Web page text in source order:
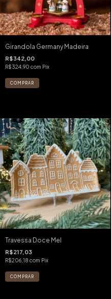
Girandola Germany Madeira
R$342,00
R$324,90 com Pix
Travessa Doce Mel
R$217,03
R$206,18 com Pix